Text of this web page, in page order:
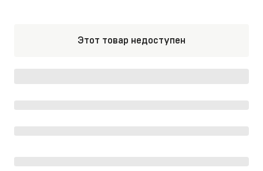
Этот товар недоступен